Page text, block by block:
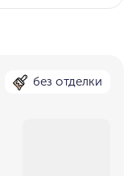
без отделки